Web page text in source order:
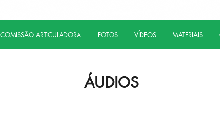
ÁUDIOS
COMISSÃO ARTICULADORA FOTOS VÍDEOS MATERIAIS